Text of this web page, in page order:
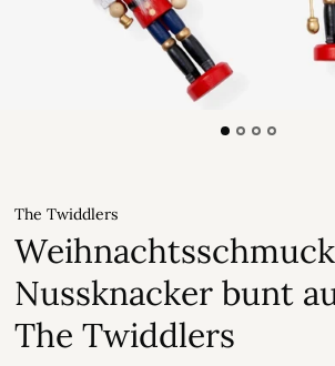
The Twiddlers
Weihnachtsschmuck
Nussknacker bunt
The Twiddlers